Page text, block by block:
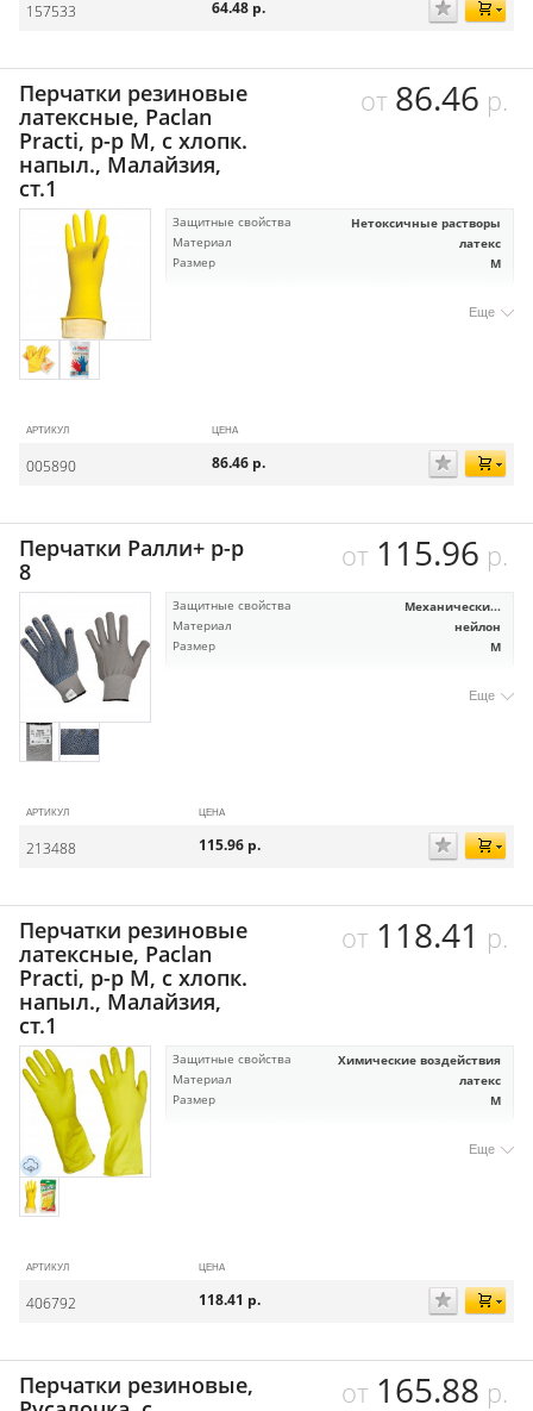
157533 64.48 р.
Перчатки резиновые
латексные, Paclan
Practi, р-р М, с хлопк.
напыл., Малайзия,
ст.1
от 86.46 р.
Защитные свойства Нетоксичные растворы
Материал латекс
Размер M
Еще
АРТИКУЛ ЦЕНА
005890 86.46 р.
Перчатки Ралли+ р-р
8
от 115.96 р.
Защитные свойства Механически...
Материал нейлон
Размер M
Еще
АРТИКУЛ ЦЕНА
213488 115.96 р.
Перчатки резиновые
латексные, Paclan
Practi, р-р М, с хлопк.
напыл., Малайзия,
ст.1
от 118.41 р.
Защитные свойства Химические воздействия
Материал латекс
Размер M
Еще
АРТИКУЛ ЦЕНА
406792 118.41 р.
Перчатки резиновые,
от 165.88 р.